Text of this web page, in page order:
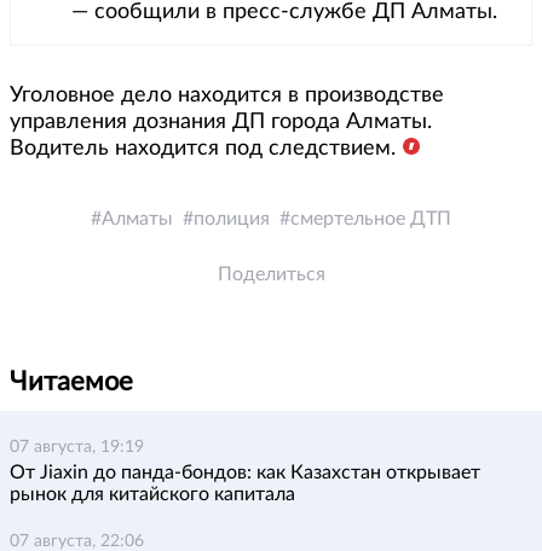
— сообщили в пресс-службе ДП Алматы.
Уголовное дело находится в производстве
управления дознания ДП города Алматы.
Водитель находится под следствием.
Алматы полиция смертельное ДТП
Поделиться
Читаемое
07 августа, 19:19
От Jiaxin до панда-бондов: как Казахстан открывает
рынок для китайского капитала
07 августа, 22:06